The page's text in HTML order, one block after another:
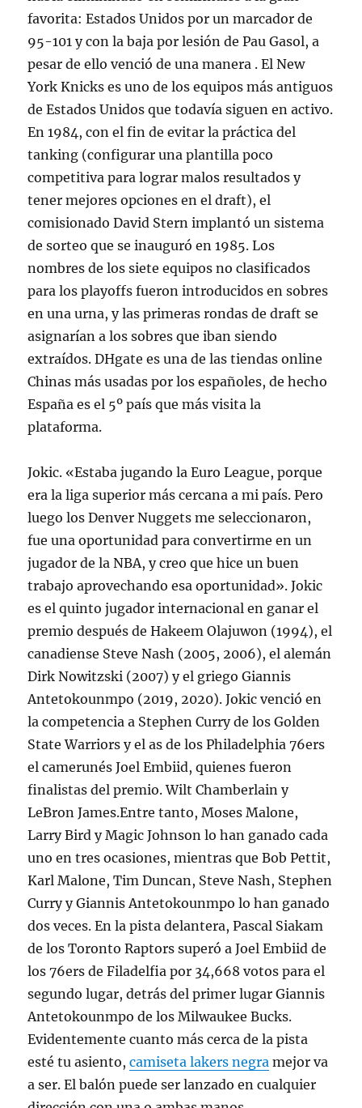
favorita: Estados Unidos por un marcador de
95-101 y con la baja por lesión de Pau Gasol, a
pesar de ello venció de una manera . El New
York Knicks es uno de los equipos más antiguos
de Estados Unidos que todavía siguen en activo.
En 1984, con el fin de evitar la práctica del
tanking (configurar una plantilla poco
competitiva para lograr malos resultados y
tener mejores opciones en el draft), el
comisionado David Stern implantó un sistema
de sorteo que se inauguró en 1985. Los
nombres de los siete equipos no clasificados
para los playoffs fueron introducidos en sobres
en una urna, y las primeras rondas de draft se
asignarían a los sobres que iban siendo
extraídos. DHgate es una de las tiendas online
Chinas más usadas por los españoles, de hecho
España es el 5º país que más visita la
plataforma.
Jokic. «Estaba jugando la Euro League, porque
era la liga superior más cercana a mi país. Pero
luego los Denver Nuggets me seleccionaron,
fue una oportunidad para convertirme en un
jugador de la NBA, y creo que hice un buen
trabajo aprovechando esa oportunidad». Jokic
es el quinto jugador internacional en ganar el
premio después de Hakeem Olajuwon (1994), el
canadiense Steve Nash (2005, 2006), el alemán
Dirk Nowitzski (2007) y el griego Giannis
Antetokounmpo (2019, 2020). Jokic venció en
la competencia a Stephen Curry de los Golden
State Warriors y el as de los Philadelphia 76ers
el camerunés Joel Embiid, quienes fueron
finalistas del premio. Wilt Chamberlain y
LeBron James.Entre tanto, Moses Malone,
Larry Bird y Magic Johnson lo han ganado cada
uno en tres ocasiones, mientras que Bob Pettit,
Karl Malone, Tim Duncan, Steve Nash, Stephen
Curry y Giannis Antetokounmpo lo han ganado
dos veces. En la pista delantera, Pascal Siakam
de los Toronto Raptors superó a Joel Embiid de
los 76ers de Filadelfia por 34,668 votos para el
segundo lugar, detrás del primer lugar Giannis
Antetokounmpo de los Milwaukee Bucks.
Evidentemente cuanto más cerca de la pista
esté tu asiento,camiseta lakers negra mejor va
a ser. El balón puede ser lanzado en cualquier